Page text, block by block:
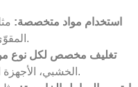
استخدام مواد متخصصة:
المقوّى، والأشرطة اللاصقة القوية.
تغليف مخصص لكل نوع من
الخشبي، الأجهزة الكهربائية، والتحف الزجاجية.